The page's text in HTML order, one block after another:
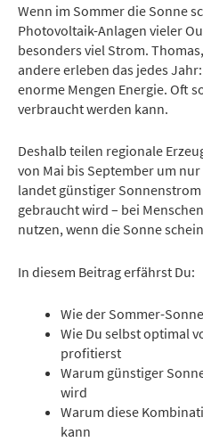
Wenn im Sommer die Sonne
Photovoltaik-Anlagen vieler
besonders viel Strom.
andere erleben das jedes
enorme Mengen Energie. Oft
verbraucht werden kann.
Deshalb teilen regionale
von Mai bis September um
landet günstiger
gebraucht wird – bei
nutzen, wenn die Sonne
In diesem Beitrag erfährst Du:
Wie der Sommer-
Wie Du selbst optimal
profitierst
Warum günstiger
wird
Warum diese
kann